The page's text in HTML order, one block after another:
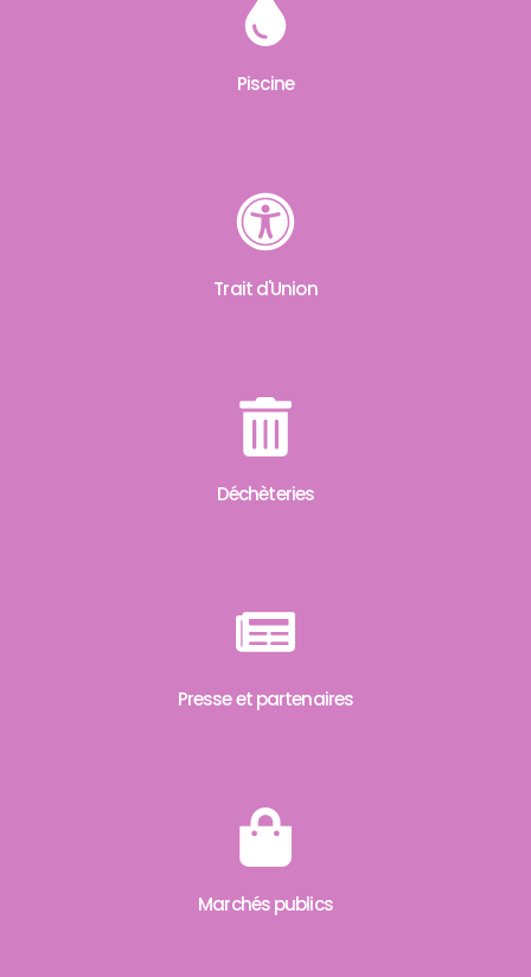
Piscine
Trait d'Union
Déchèteries
Presse et partenaires
Marchés publics